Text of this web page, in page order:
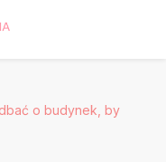
o budynek, by